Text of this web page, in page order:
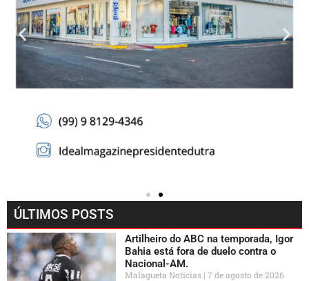
ÚLTIMOS POSTS
Artilheiro do ABC na temporada, Igor
Bahia está fora de duelo contra o
Nacional-AM.
Malagueta Notícias 7 de agosto de 2026